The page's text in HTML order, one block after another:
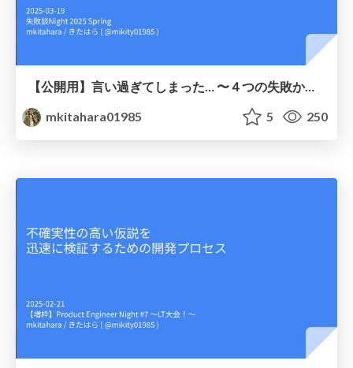
【公開用】言い過ぎてしまった… 〜４つの失敗から学んだコミュニケーションパターン〜
mkitahara01985
5 250